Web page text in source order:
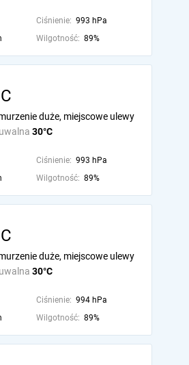
Ciśnienie: 993 hPa
Wilgotność: 89%
30°C
duże, miejscowe ulewy
Ciśnienie: 993 hPa
Wilgotność: 89%
30°C
duże, miejscowe ulewy
Ciśnienie: 994 hPa
Wilgotność: 89%